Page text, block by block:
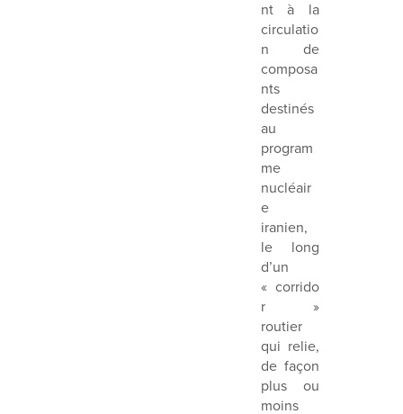
nt à la
circulatio
n de
composa
nts
destinés
au
program
me
nucléair
e
iranien,
le long
d’un
« corrido
r »
routier
qui relie,
de façon
plus ou
moins